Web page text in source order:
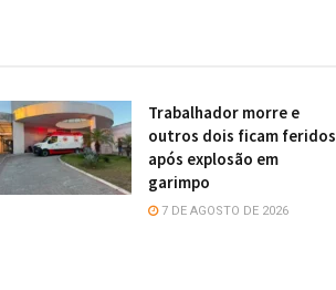
Trabalhador morre e
outros dois ficam feridos
após explosão em
garimpo
7 DE AGOSTO DE 2026